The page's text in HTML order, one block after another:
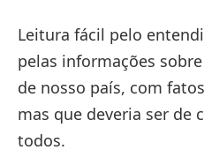
Leitura fácil pelo
pelas informações
de nosso país, com
mas que deveria ser de
todos.